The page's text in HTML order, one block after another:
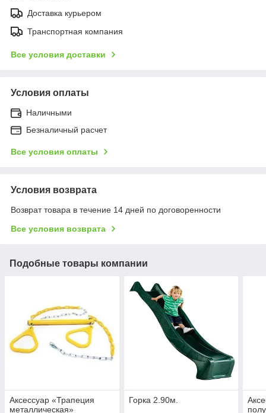
Доставка курьером
Транспортная компания
Все условия доставки
Условия оплаты
Наличными
Безналичный расчет
Все условия оплаты
Условия возврата
Возврат товара в течение 14 дней по договоренности
Все условия возврата
Подобные товары компании
Аксессуар «Трапеция
металлическая»
Горка 2.90м.